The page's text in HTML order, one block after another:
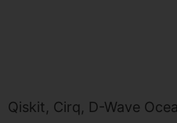
Qiskit, Cirq, D-Wave